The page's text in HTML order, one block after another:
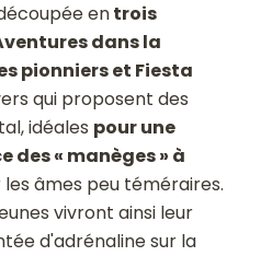
entrois
dans la
pionniers et Fiesta
qui proposent des
idéales pour une
des « manèges » à
les âmes peu téméraires.
vivront ainsi leur
d'adrénaline sur la